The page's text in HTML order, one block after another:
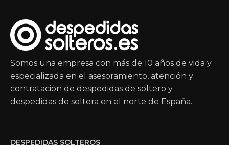
Somos una empresa con más de 10 años de vida y
especializada en el asesoramiento, atención y
contratación de despedidas de soltero y
despedidas de soltera en el norte de España.
DESPEDIDAS SOLTEROS